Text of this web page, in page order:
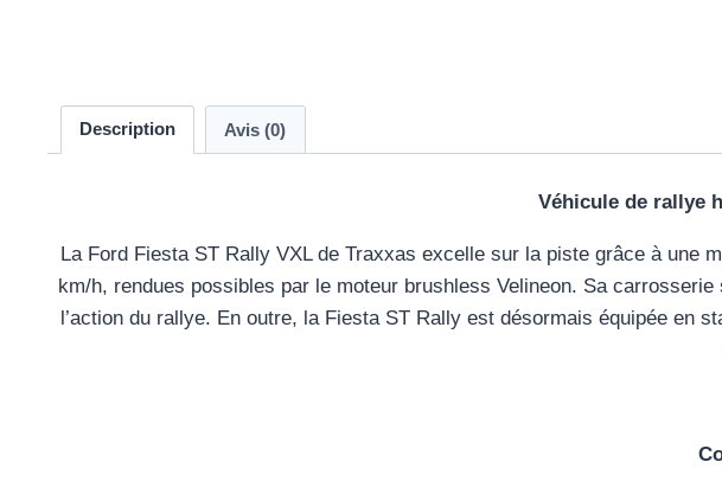
Description Avis (0)
Véhicule de rallye
La Ford Fiesta ST Rally VXL de Traxxas excelle sur la piste grâce à
km/h, rendues possibles par le moteur brushless Velineon. Sa
l’action du rallye. En outre, la Fiesta ST Rally est désormais équipée en